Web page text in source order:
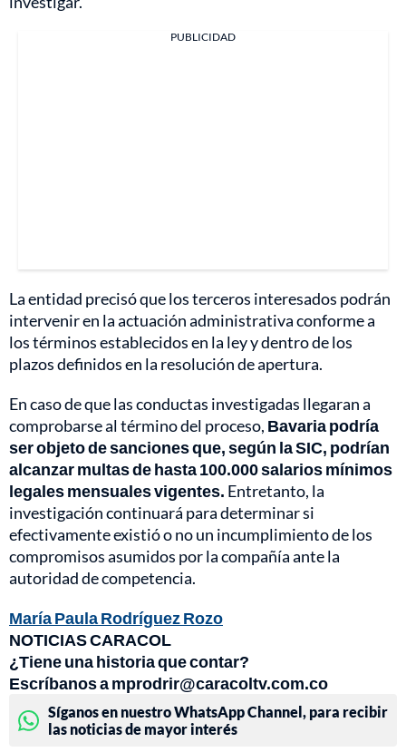
PUBLICIDAD
La entidad precisó que los terceros interesados podrán
intervenir en la actuación administrativa conforme a
los términos establecidos en la ley y dentro de los
plazos definidos en la resolución de apertura.
En caso de que las conductas investigadas llegaran a
comprobarse al término del proceso, Bavaria podría
ser objeto de sanciones que, según la SIC, podrían
alcanzar multas de hasta 100.000 salarios mínimos
legales mensuales vigentes. Entretanto, la
investigación continuará para determinar si
efectivamente existió o no un incumplimiento de los
compromisos asumidos por la compañía ante la
autoridad de competencia.
María Paula Rodríguez Rozo
NOTICIAS CARACOL
¿Tiene una historia que contar?
Escríbanos a mprodrir@caracoltv.com.co
Síganos en nuestro WhatsApp Channel, para recibir
las noticias de mayor interés